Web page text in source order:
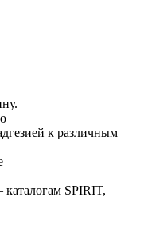
к различным
SPIRIT,